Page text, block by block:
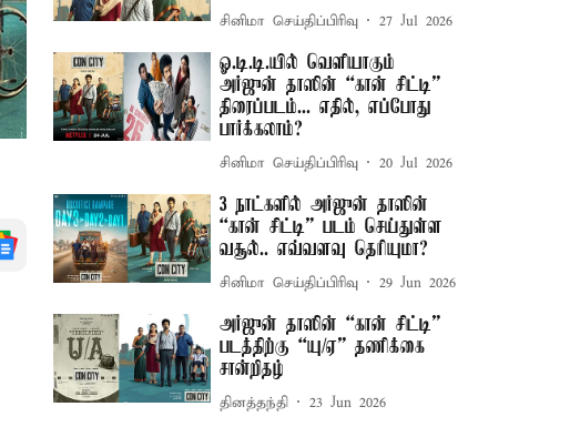
சினிமா செய்திப்பிரிவு 27 Jul 2026
ஓ.டி.டி.யில் வெளியாகும்
அர்ஜுன் தாஸின் “கான் சிட்டி”
திரைப்படம்... எதில், எப்போது
பார்க்கலாம்?
சினிமா செய்திப்பிரிவு 20 Jul 2026
3 நாட்களில் அர்ஜுன் தாஸின்
“கான் சிட்டி” படம் செய்துள்ள
வசூல்.. எவ்வளவு தெரியுமா?
சினிமா செய்திப்பிரிவு 29 Jun 2026
அர்ஜுன் தாஸின் “கான் சிட்டி”
படத்திற்கு “யு/ஏ” தணிக்கை
சான்றிதழ்
தினத்தந்தி 23 Jun 2026